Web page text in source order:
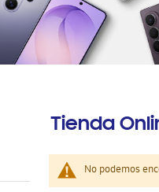
Tienda
No podemos